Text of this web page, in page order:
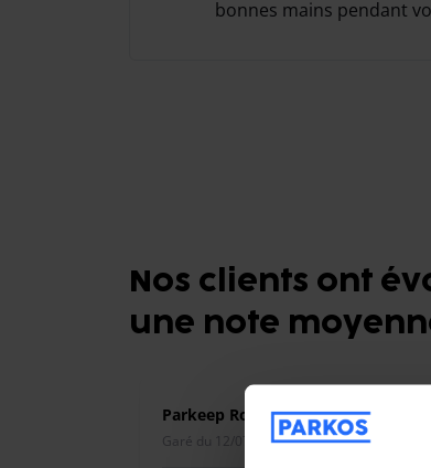
bonnes mains pendant
Nos clients ont
une note
Parkeep Roissy
Garé du 12/07/2026 au 06/08/2026